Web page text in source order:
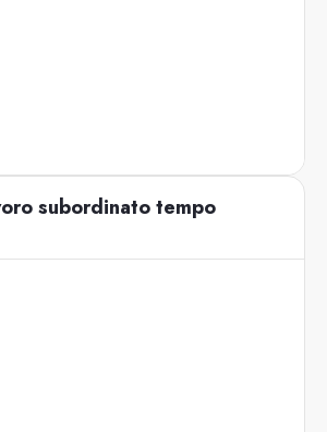
subordinato tempo